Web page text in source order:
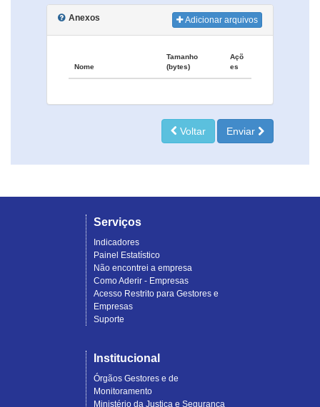
Anexos Adicionar arquivos
Nome
Tamanho
(bytes)
Açõ
es
Voltar Enviar
Serviços
Indicadores
Painel Estatístico
Não encontrei a empresa
Como Aderir - Empresas
Acesso Restrito para Gestores e
Empresas
Suporte
Institucional
Órgãos Gestores e de
Monitoramento
Ministério da Justiça e Segurança